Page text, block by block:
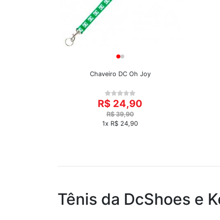
Chaveiro DC Oh Joy
R$ 24,90
R$ 39,90
1x R$ 24,90
Tênis da DcShoes e